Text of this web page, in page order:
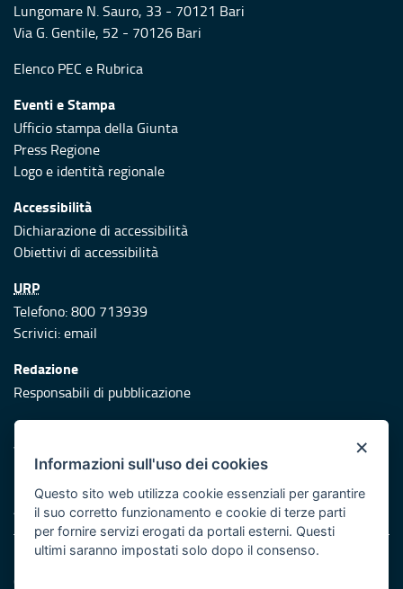
Lungomare N. Sauro, 33 - 70121 Bari
Via G. Gentile, 52 - 70126 Bari
Elenco PEC e Rubrica
Eventi e Stampa
Ufficio stampa della Giunta
Press Regione
Logo e identità regionale
Accessibilità
Dichiarazione di accessibilità
Obiettivi di accessibilità
URP
Telefono: 800 713939
Scrivici:email
Redazione
Responsabili di pubblicazione
Protezione civile
Vai al sito di Protezione Civile Puglia
Iniziativa finanziata con risorse del POR Puglia 2014/2020 -
Asse XI
Note legali
Cookie e privacy
×
Informazioni sull'uso dei cookies
Questo sito web utilizza cookie essenziali per garantire
il suo corretto funzionamento e cookie di terze parti
per fornire servizi erogati da portali esterni. Questi
ultimi saranno impostati solo dopo il consenso.